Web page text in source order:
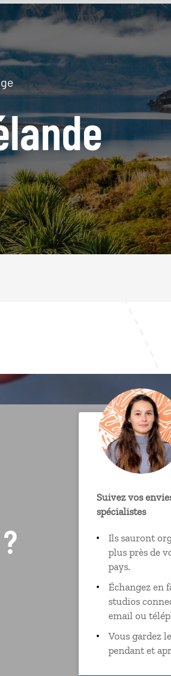
Suivez vos
spécialistes
Ils sauront
plus près de
pays.
Échangez en
studios
email ou
Vous gardez
pendant et